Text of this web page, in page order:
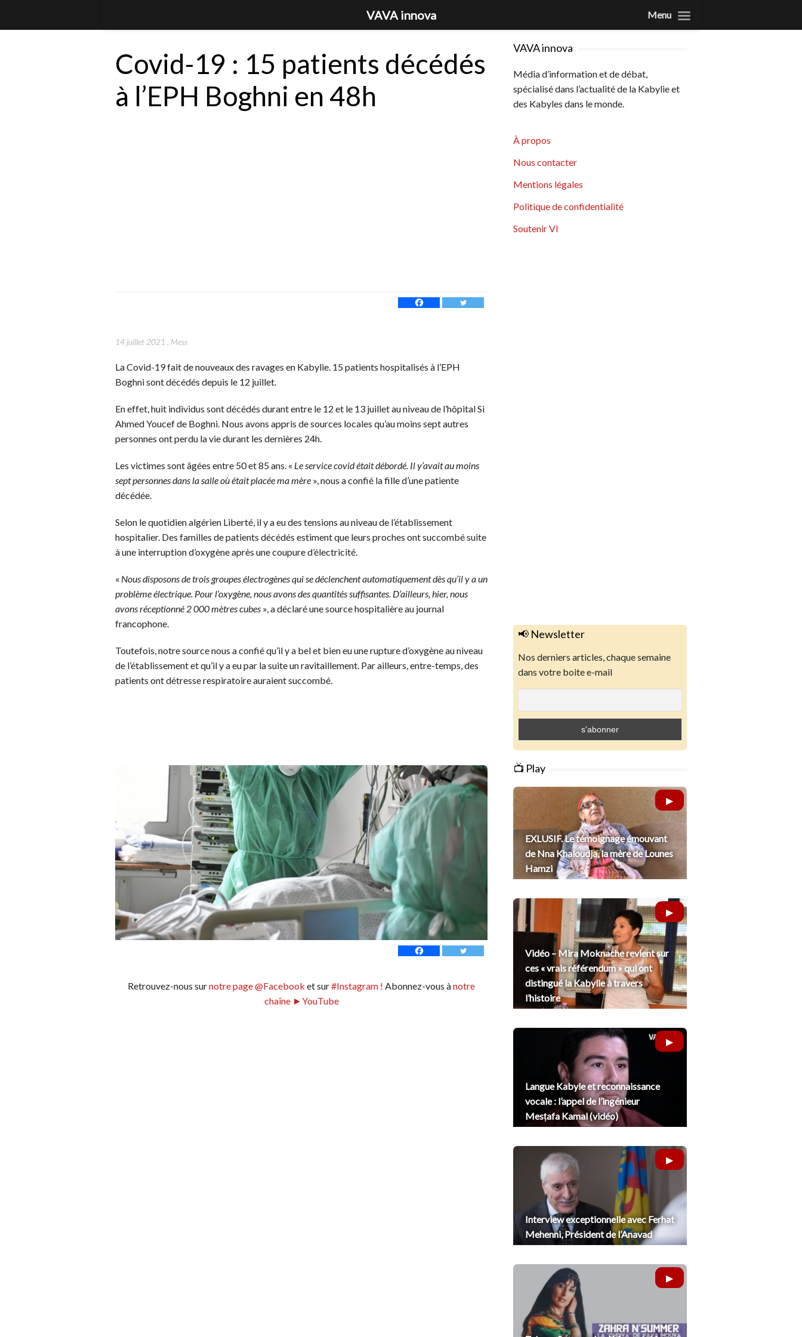
Covid-19 : 15 patients décédés
à l’EPH Boghni en 48h
14 juillet 2021 , Mess
La Covid-19 fait de nouveaux des ravages en Kabylie. 15 patients hospitalisés à l’EPH
Boghni sont décédés depuis le 12 juillet.
En effet, huit individus sont décédés durant entre le 12 et le 13 juillet au niveau de l’hôpital Si
Ahmed Youcef de Boghni. Nous avons appris de sources locales qu’au moins sept autres
personnes ont perdu la vie durant les dernières 24h.
Les victimes sont âgées entre 50 et 85 ans. « Le service covid était débordé. Il y’avait au moins
sept personnes dans la salle où était placée ma mère », nous a confié la fille d’une patiente
décédée.
Selon le quotidien algérien Liberté, il y a eu des tensions au niveau de l’établissement
hospitalier. Des familles de patients décédés estiment que leurs proches ont succombé suite
à une interruption d’oxygène après une coupure d’électricité.
« Nous disposons de trois groupes électrogènes qui se déclenchent automatiquement dès qu’il y a un
problème électrique. Pour l’oxygène, nous avons des quantités suffisantes. D’ailleurs, hier, nous
avons réceptionné 2 000 mètres cubes », a déclaré une source hospitalière au journal
francophone.
Toutefois, notre source nous a confié qu’il y a bel et bien eu une rupture d’oxygène au niveau
de l’établissement et qu’il y a eu par la suite un ravitaillement. Par ailleurs, entre-temps, des
patients ont détresse respiratoire auraient succombé.
Retrouvez-nous surnotre page @Facebook et sur#Instagram ! Abonnez-vous ànotre
chaîne ►YouTube
VAVA innova
Média d’information et de débat,
spécialisé dans l’actualité de la Kabylie et
des Kabyles dans le monde.
À propos
Nous contacter
Mentions légales
Politique de confidentialité
Soutenir VI
📢 Newsletter
Nos derniers articles, chaque semaine
dans votre boite e-mail
📺 Play
EXLUSIF. Le témoignage émouvant
de Nna Khaloudja, la mère de Lounes
Hamzi
Vidéo – Mira Moknache revient sur
ces « vrais référendum » qui ont
distingué la Kabylie à travers
l’histoire
Langue Kabyle et reconnaissance
vocale : l’appel de l’ingénieur
Mesṭafa Kamal (vidéo)
Interview exceptionnelle avec Ferhat
Mehenni, Président de l’Anavad
VAVA innova Menu